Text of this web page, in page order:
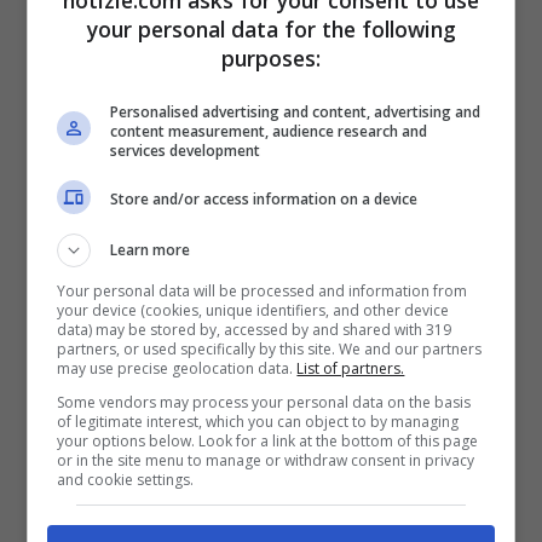
Colapesce e Dimartino hanno inaugurato il palco
galleggiante della Costa Toscana © Ansa
Come detto, una delle novità di questo
Sanremo è sicuramente rappresentata
dalla Costa Toscana. Ilpalco galleggiante
vede la presenza fissa di Fabio Rovazzi e
Orietta Bertie ogni serata un cantante
protagonista delle scorse edizioni si
your personal data for the following
purposes:
Personalised advertising and content, advertising and
content measurement, audience research and
services development
Store and/or access information on a device
Learn more
Your personal data will be processed and information from
your device (cookies, unique identifiers, and other device
data) may be stored by, accessed by and shared with 319
partners, or used specifically by this site. We and our partners
may use precise geolocation data. List of partners.
Some vendors may process your personal data on the basis
of legitimate interest, which you can object to by managing
your options below. Look for a link at the bottom of this page
or in the site menu to manage or withdraw consent in privacy
and cookie settings.